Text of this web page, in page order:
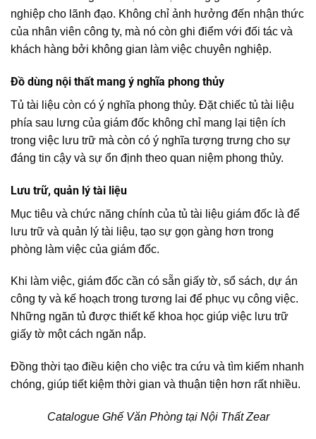
nghiệp cho lãnh đạo. Không chỉ ảnh hưởng đến nhận thức
của nhân viên công ty, mà nó còn ghi điểm với đối tác và
khách hàng bởi không gian làm việc chuyên nghiệp.
Đồ dùng nội thất mang ý nghĩa phong thủy
Tủ tài liệu còn có ý nghĩa phong thủy. Đặt chiếc tủ tài liệu
phía sau lưng của giám đốc không chỉ mang lại tiện ích
trong việc lưu trữ mà còn có ý nghĩa tượng trưng cho sự
đáng tin cậy và sự ổn định theo quan niệm phong thủy.
Lưu trữ, quản lý tài liệu
Mục tiêu và chức năng chính của tủ tài liệu giám đốc là để
lưu trữ và quản lý tài liệu, tạo sự gọn gàng hơn trong
phòng làm việc của giám đốc.
Khi làm việc, giám đốc cần có sẵn giấy tờ, sổ sách, dự án
công ty và kế hoạch trong tương lai để phục vụ công việc.
Những ngăn tủ được thiết kế khoa học giúp việc lưu trữ
giấy tờ một cách ngăn nắp.
Đồng thời tạo điều kiện cho việc tra cứu và tìm kiếm nhanh
chóng, giúp tiết kiệm thời gian và thuận tiện hơn rất nhiều.
Catalogue Ghế Văn Phòng tại Nội Thất Zear